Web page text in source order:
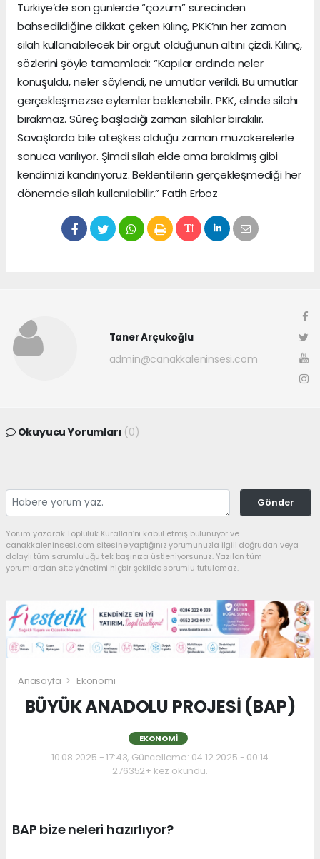
Türkiye’de son günlerde “çözüm” sürecinden
bahsedildiğine dikkat çeken Kılınç, PKK’nın her zaman
silah kullanabilecek bir örgüt olduğunun altını çizdi. Kılınç,
sözlerini şöyle tamamladı: “Kapılar ardında neler
konuşuldu, neler söylendi, ne umutlar verildi. Bu umutlar
gerçekleşmezse eylemler beklenebilir. PKK, elinde silahı
bırakmaz. Süreç başladığı zaman silahlar bırakılır.
Savaşlarda bile ateşkes olduğu zaman müzakerelerle
sonuca varılıyor. Şimdi silah elde ama bırakılmış gibi
kendimizi kandırıyoruz. Beklentilerin gerçekleşmediği her
dönemde silah kullanılabilir.” Fatih Erboz
Taner Arçukoğlu
admin@canakkaleninsesi.com
Okuyucu Yorumları (0)
Gönder
Yorum yazarak Topluluk Kuralları’nı kabul etmiş bulunuyor ve
canakkaleninsesi.com sitesine yaptığınız yorumunuzla ilgili doğrudan veya
dolaylı tüm sorumluluğu tek başınıza üstleniyorsunuz. Yazılan tüm
yorumlardan site yönetimi hiçbir şekilde sorumlu tutulamaz.
Anasayfa Ekonomi
BÜYÜK ANADOLU PROJESİ (BAP)
EKONOMI
10.08.2025 - 17:43, Güncelleme: 04.12.2025 - 00:14
276352+ kez okundu.
BAP bize neleri hazırlıyor?